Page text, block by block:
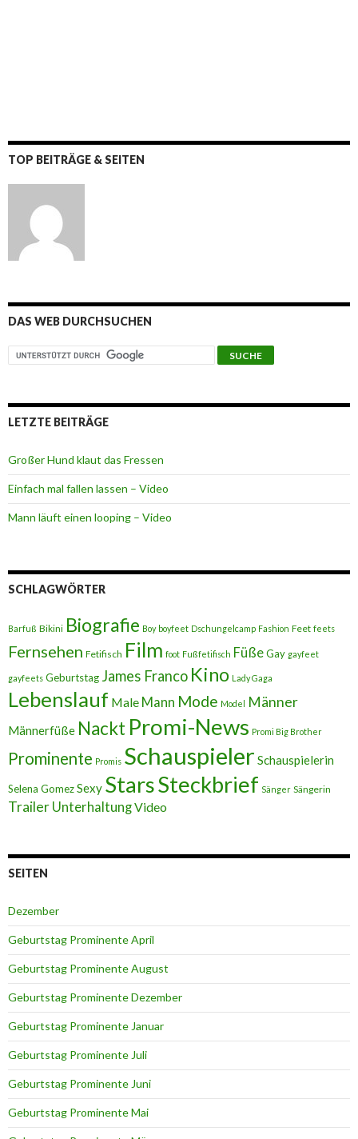
TOP BEITRÄGE & SEITEN
DAS WEB DURCHSUCHEN
LETZTE BEITRÄGE
Großer Hund klaut das Fressen
Einfach mal fallen lassen – Video
Mann läuft einen looping – Video
SCHLAGWÖRTER
Barfuß Bikini Biografie Boy boyfeet Dschungelcamp Fashion Feet feets
Fernsehen Fetifisch Film foot Fußfetifisch FüßeGay gayfeet
gayfeets Geburtstag James Franco Kino Lady Gaga
Lebenslauf Male Mann Mode Model Männer
Männerfüße Nackt Promi-News Promi Big Brother
Prominente Promis Schauspieler Schauspielerin
Selena GomezSexy StarsSteckbrief Sänger Sängerin
Trailer UnterhaltungVideo
SEITEN
Dezember
Geburtstag Prominente April
Geburtstag Prominente August
Geburtstag Prominente Dezember
Geburtstag Prominente Januar
Geburtstag Prominente Juli
Geburtstag Prominente Juni
Geburtstag Prominente Mai